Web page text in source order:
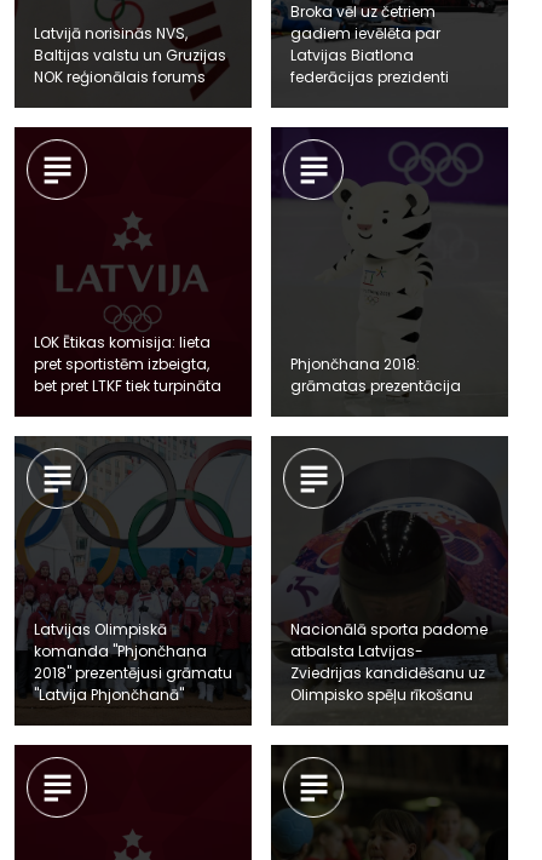
Latvijā norisinās NVS,
Baltijas valstu un Gruzijas
NOK reģionālais forums
Broka vēl uz četriem
gadiem ievēlēta par
Latvijas Biatlona
federācijas prezidenti
LOK Ētikas komisija: lieta
pret sportistēm izbeigta,
bet pret LTKF tiek turpināta
Phjončhana 2018:
grāmatas prezentācija
Latvijas Olimpiskā
komanda "Phjončhana
2018" prezentējusi grāmatu
"Latvija Phjončhanā"
Nacionālā sporta padome
atbalsta Latvijas-
Zviedrijas kandidēšanu uz
Olimpisko spēļu rīkošanu